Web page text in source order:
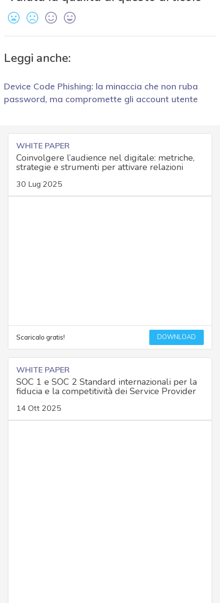
Leggi anche:
Device Code Phishing: la minaccia che non ruba
password, ma compromette gli account utente
WHITE PAPER
Coinvolgere l’audience nel digitale: metriche,
strategie e strumenti per attivare relazioni
30 Lug 2025
Scaricalo gratis! DOWNLOAD
WHITE PAPER
SOC 1 e SOC 2 Standard internazionali per la
fiducia e la competitività dei Service Provider
14 Ott 2025